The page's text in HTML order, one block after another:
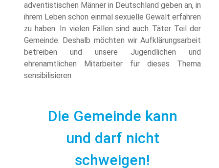
adventistischen Männer in Deutschland geben an, in
ihrem Leben schon einmal sexuelle Gewalt erfahren
zu haben. In vielen Fällen sind auch Täter Teil der
Gemeinde. Deshalb möchten wir Aufklärungsarbeit
betreiben und unsere Jugendlichen und
ehrenamtlichen Mitarbeiter für dieses Thema
sensibilisieren.
Die Gemeinde kann
und darf nicht
schweigen!